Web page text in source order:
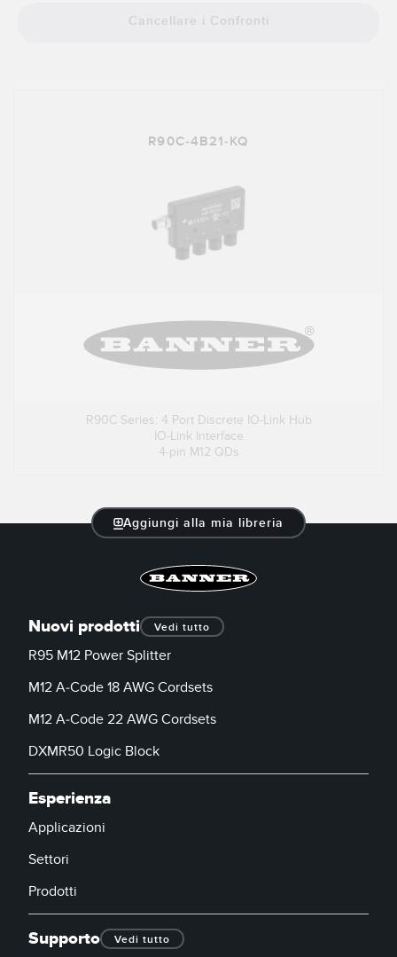
SOFTWARECancellare i Confronti
R90C-4B21-KQ
R90C Series: 4 Port Discrete IO-Link Hub
IO-Link Interface
4-pin M12 QDs
Aggiungi alla mia libreria
Nuovi prodotti Vedi tutto
R95 M12 Power Splitter
M12 A-Code 18 AWG Cordsets
M12 A-Code 22 AWG Cordsets
DXMR50 Logic Block
Esperienza
Applicazioni
Settori
Prodotti
Supporto Vedi tutto